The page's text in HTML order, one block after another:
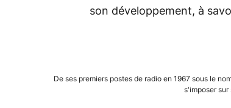
son développement, à
De ses premiers postes de radio en 1967 sous le
s'imposer